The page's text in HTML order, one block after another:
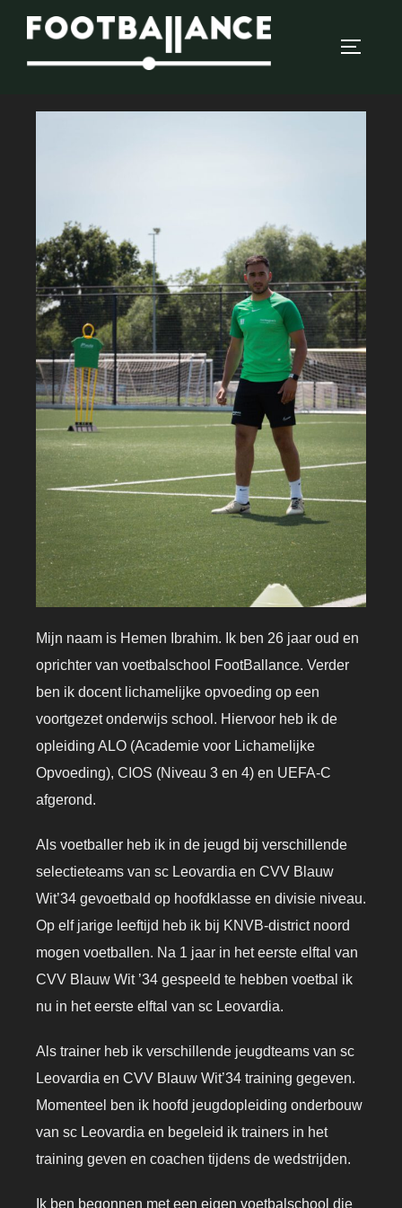
Mijn naam is Hemen Ibrahim. Ik ben 26 jaar oud en
oprichter van voetbalschool FootBallance. Verder
ben ik docent lichamelijke opvoeding op een
voortgezet onderwijs school. Hiervoor heb ik de
opleiding ALO (Academie voor Lichamelijke
Opvoeding), CIOS (Niveau 3 en 4) en UEFA-C
afgerond.
Als voetballer heb ik in de jeugd bij verschillende
selectieteams van sc Leovardia en CVV Blauw
Wit’34 gevoetbald op hoofdklasse en divisie niveau.
Op elf jarige leeftijd heb ik bij KNVB-district noord
mogen voetballen. Na 1 jaar in het eerste elftal van
CVV Blauw Wit ’34 gespeeld te hebben voetbal ik
nu in het eerste elftal van sc Leovardia.
Als trainer heb ik verschillende jeugdteams van sc
Leovardia en CVV Blauw Wit’34 training gegeven.
Momenteel ben ik hoofd jeugdopleiding onderbouw
van sc Leovardia en begeleid ik trainers in het
training geven en coachen tijdens de wedstrijden.
Ik ben begonnen met een eigen voetbalschool die